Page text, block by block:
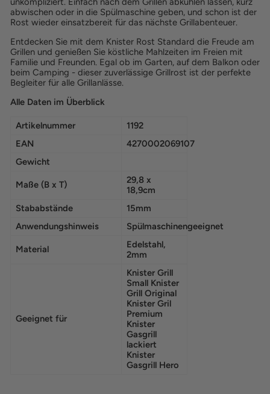
abwischen oder in die Spülmaschine geben, und schon ist der
Rost wieder einsatzbereit für das nächste Grillabenteuer.
Entdecken Sie mit dem Knister Rost Standard die Freude am
Grillen und genießen Sie köstliche Mahlzeiten im Freien mit
Familie und Freunden. Egal ob im Garten, auf dem Balkon oder
beim Camping - dieser zuverlässige Grillrost ist der perfekte
Begleiter für alle Grillanlässe.
Alle Daten im Überblick
Artikelnummer
1192
EAN
4270002069107
Gewicht
Maße (B x T)
29,8 x
18,9cm
Stababstände
15mm
Anwendungshinweis
Spülmaschinengeeignet
Material
Edelstahl,
2mm
Geeignet für
Knister Grill
Small Knister
Grill Original
Knister Gril
Premium
Knister
Gasgrill
lackiert
Knister
Gasgrill Hero